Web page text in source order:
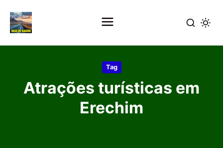
conteúdo
Tag
Atrações turísticas em
Erechim